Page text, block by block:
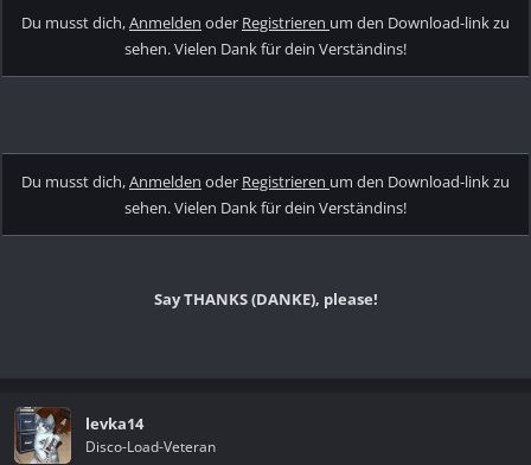
Du musst dich,Anmelden oder Registrieren um den Download-link zu
sehen. Vielen Dank für dein Verständins!
Du musst dich,Anmelden oder Registrieren um den Download-link zu
sehen. Vielen Dank für dein Verständins!
Say THANKS (DANKE), please!
levka14
Disco-Load-Veteran